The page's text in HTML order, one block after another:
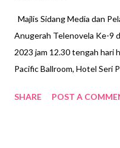
Majlis Sidang Media dan
Anugerah Telenovela Ke-9
2023 jam 12.30 tengah hari
Pacific Ballroom, Hotel Seri
Negara (YPBN) bersama
SHARE POST A